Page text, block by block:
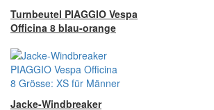
Turnbeutel PIAGGIO Vespa
Officina 8 blau-orange
Jacke-Windbreaker